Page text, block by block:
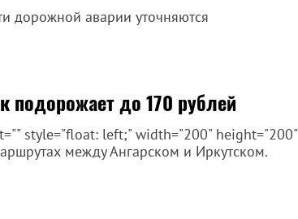
дорожной аварии уточняются
подорожает до 170 рублей
style="float: left;" width="200" height="200"
между Ангарском и Иркутском.